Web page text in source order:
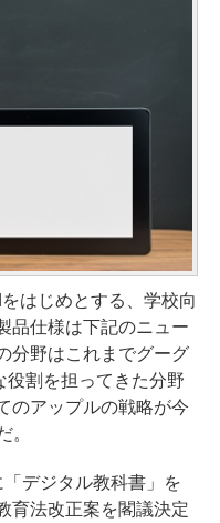
はじめとする、学校向
品仕様は下記のニュー
分野はこれまでグーグ
役割を担ってきた分野
のアップルの戦略が今
。
デジタル教科書」を
育法改正案を閣議決定